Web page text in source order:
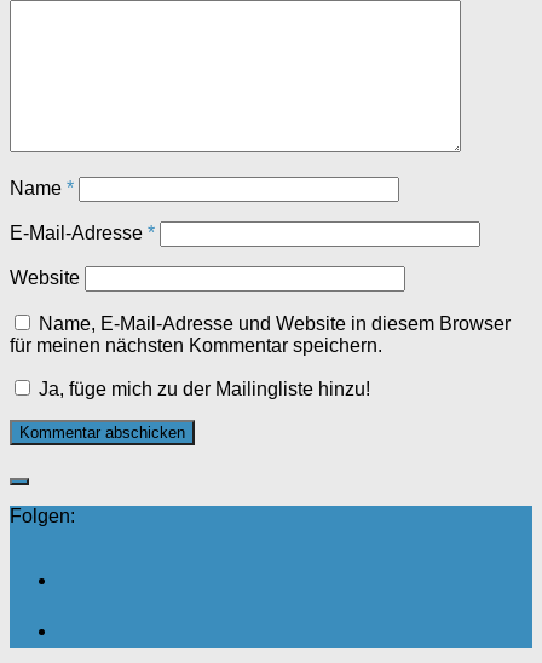
Name *
E-Mail-Adresse *
Website
Name, E-Mail-Adresse und Website in diesem Browser
für meinen nächsten Kommentar speichern.
Ja, füge mich zu der Mailingliste hinzu!
Folgen: